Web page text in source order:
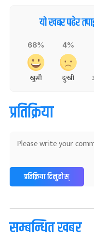
यो खबर पढेर
68%
खुसी
4%
दुःखी
प्रतिक्रिया
प्रतिक्रिया दिनुहोस्
सम्बन्धित खबर